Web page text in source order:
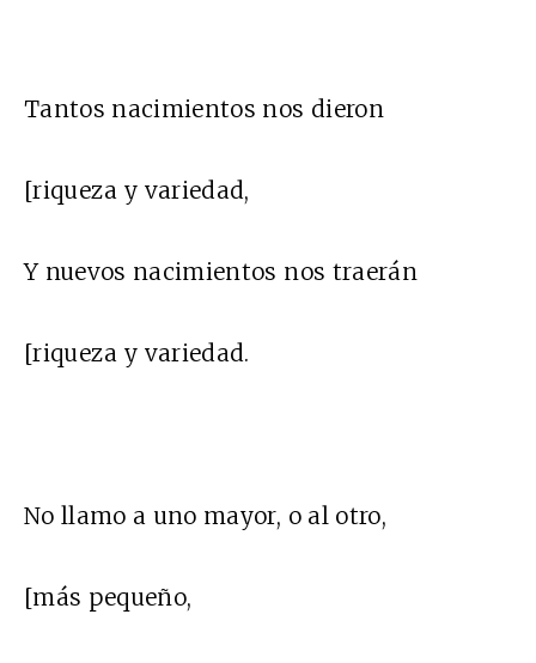
Tantos nacimientos nos dieron
[riqueza y variedad,
Y nuevos nacimientos nos traerán
[riqueza y variedad.
No llamo a uno mayor, o al otro,
[más pequeño,